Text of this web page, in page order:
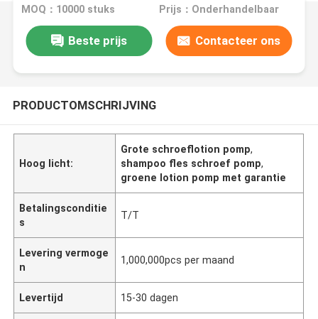
MOQ：10000 stuks Prijs：Onderhandelbaar
Beste prijs Contacteer ons
PRODUCTOMSCHRIJVING
Hoog licht:
Grote schroeflotion pomp,
shampoo fles schroef pomp,
groene lotion pomp met garantie
Betalingsconditie
s
T/T
Levering vermoge
n
1,000,000pcs per maand
Levertijd 15-30 dagen